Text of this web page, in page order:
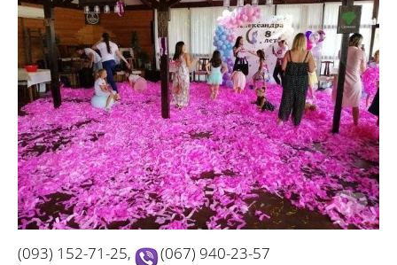
(093) 152-71-25,
(067) 940-23-57